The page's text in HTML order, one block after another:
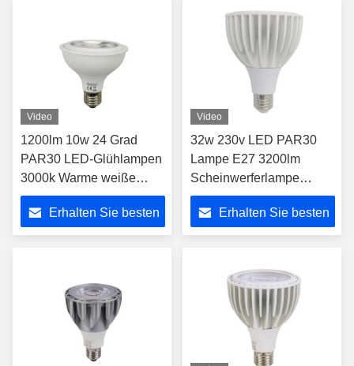
Video
1200lm 10w 24 Grad
PAR30 LED-Glühlampen
3000k Warme weiße
Farbe mit E27
Schraubbasis
Erhalten Sie besten
Video
32w 230v LED PAR30
Lampe E27 3200lm
Scheinwerferlampe
4000K 20 Grad für
versiegelte Leuchten
Erhalten Sie besten